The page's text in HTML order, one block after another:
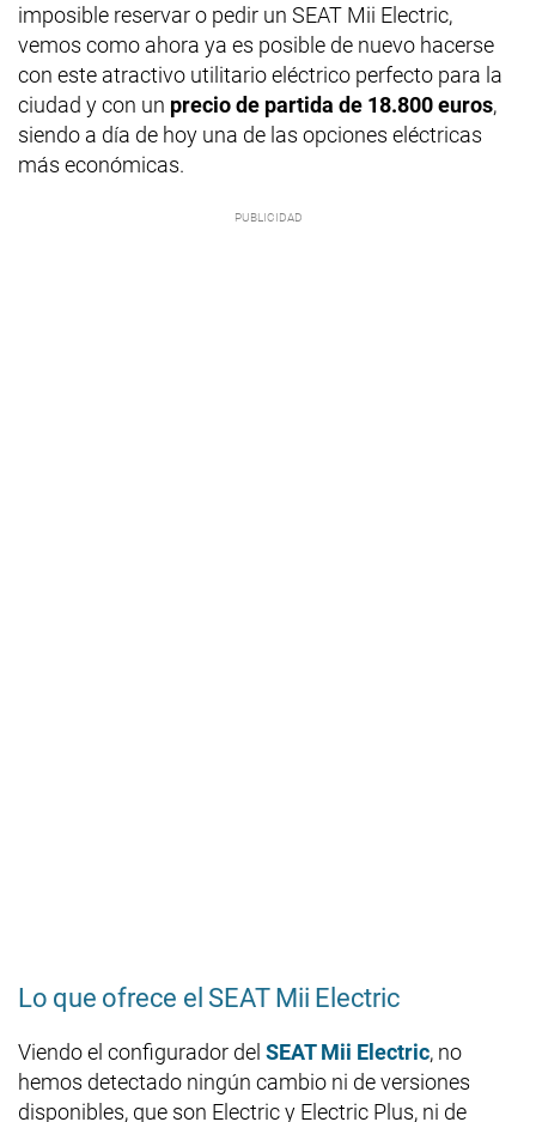
imposible reservar o pedir un SEAT Mii Electric,
vemos como ahora ya es posible de nuevo hacerse
con este atractivo utilitario eléctrico perfecto para la
ciudad y con un precio de partida de 18.800 euros,
siendo a día de hoy una de las opciones eléctricas
más económicas.
Lo que ofrece el SEAT Mii Electric
Viendo el configurador del SEAT Mii Electric, no
hemos detectado ningún cambio ni de versiones
disponibles, que son Electric y Electric Plus, ni de